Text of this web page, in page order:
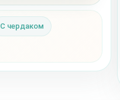
С чердаком